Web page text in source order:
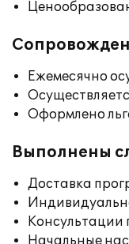
Ежемесячно
Оформлено
Выполнены
Доставка
Консультации
Начальные